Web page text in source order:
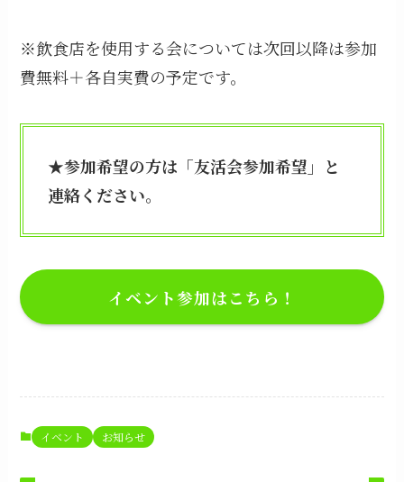
※飲食店を使用する会については次回以降は参加
費無料＋各自実費の予定です。
★参加希望の方は「友活会参加希望」と
連絡ください。
イベント参加はこちら！
イベント お知らせ